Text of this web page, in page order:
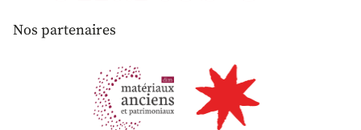
Nos partenaires